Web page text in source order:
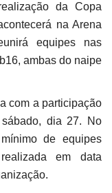
da Copa
na Arena
equipes nas
ambas do naipe
com a participação
dia 27. No
de equipes
em data